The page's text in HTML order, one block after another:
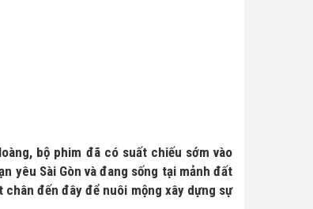
bộ phim đã có suất chiếu sớm vào
yêu Sài Gòn và đang sống tại mảnh đất
đến đây để nuôi mộng xây dựng sự